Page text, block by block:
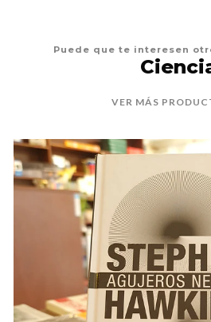
Puede que te interesen
VER MÁS